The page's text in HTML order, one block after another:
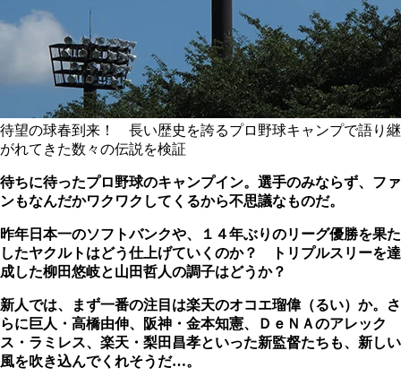
待望の球春到来！ 長い歴史を誇るプロ野球キャンプで語り継
がれてきた数々の伝説を検証
待ちに待ったプロ野球のキャンプイン。選手のみならず、ファ
ンもなんだかワクワクしてくるから不思議なものだ。
昨年日本一のソフトバンクや、１４年ぶりのリーグ優勝を果た
したヤクルトはどう仕上げていくのか？ トリプルスリーを達
成した柳田悠岐と山田哲人の調子はどうか？
新人では、まず一番の注目は楽天のオコエ瑠偉（るい）か。さ
らに巨人・高橋由伸、阪神・金本知憲、
ＤｅＮＡのアレック
ス・ラミレス、 楽天 ・梨田昌孝といった新監督たちも、新しい
風を吹き込んでくれそうだ…。